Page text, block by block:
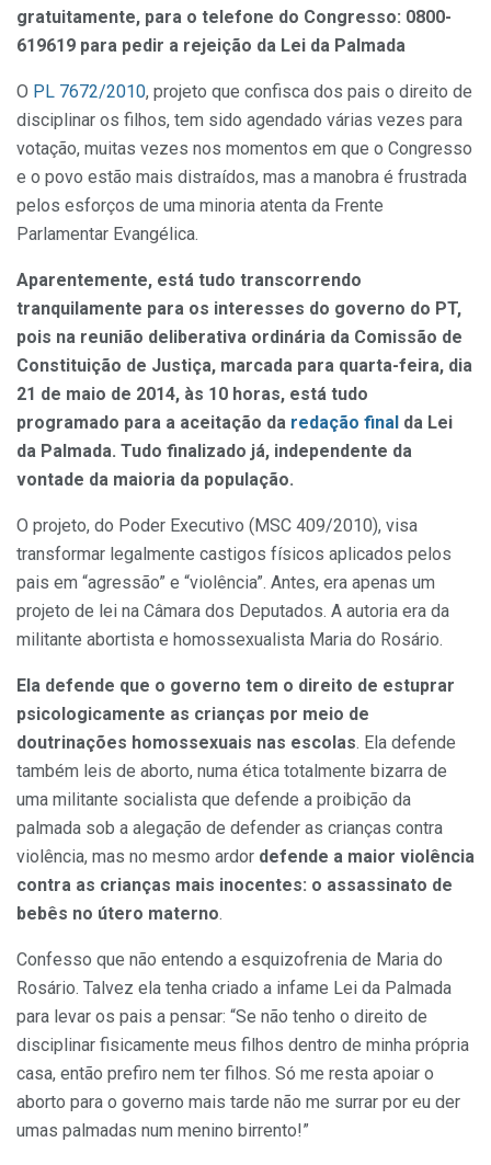
gratuitamente, para o telefone do Congresso: 0800-
619619 para pedir a rejeição da Lei da Palmada
O PL 7672/2010, projeto que confisca dos pais o direito de
disciplinar os filhos, tem sido agendado várias vezes para
votação, muitas vezes nos momentos em que o Congresso
e o povo estão mais distraídos, mas a manobra é frustrada
pelos esforços de uma minoria atenta da Frente
Parlamentar Evangélica.
Aparentemente, está tudo transcorrendo
tranquilamente para os interesses do governo do PT,
pois na reunião deliberativa ordinária da Comissão de
Constituição de Justiça, marcada para quarta-feira, dia
21 de maio de 2014, às 10 horas, está tudo
programado para a aceitação da redação final da Lei
da Palmada. Tudo finalizado já, independente da
vontade da maioria da população.
O projeto, do Poder Executivo (MSC 409/2010), visa
transformar legalmente castigos físicos aplicados pelos
pais em “agressão” e “violência”. Antes, era apenas um
projeto de lei na Câmara dos Deputados. A autoria era da
militante abortista e homossexualista Maria do Rosário.
Ela defende que o governo tem o direito de estuprar
psicologicamente as crianças por meio de
doutrinações homossexuais nas escolas. Ela defende
também leis de aborto, numa ética totalmente bizarra de
uma militante socialista que defende a proibição da
palmada sob a alegação de defender as crianças contra
violência, mas no mesmo ardor defende a maior violência
contra as crianças mais inocentes: o assassinato de
bebês no útero materno.
Confesso que não entendo a esquizofrenia de Maria do
Rosário. Talvez ela tenha criado a infame Lei da Palmada
para levar os pais a pensar: “Se não tenho o direito de
disciplinar fisicamente meus filhos dentro de minha própria
casa, então prefiro nem ter filhos. Só me resta apoiar o
aborto para o governo mais tarde não me surrar por eu der
umas palmadas num menino birrento!”